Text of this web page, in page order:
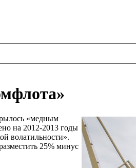
«медным
на 2012-2013 годы
волатильности».
25% минус